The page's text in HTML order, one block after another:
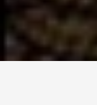
Bintaran Wetan 06
Daerah Istimewa